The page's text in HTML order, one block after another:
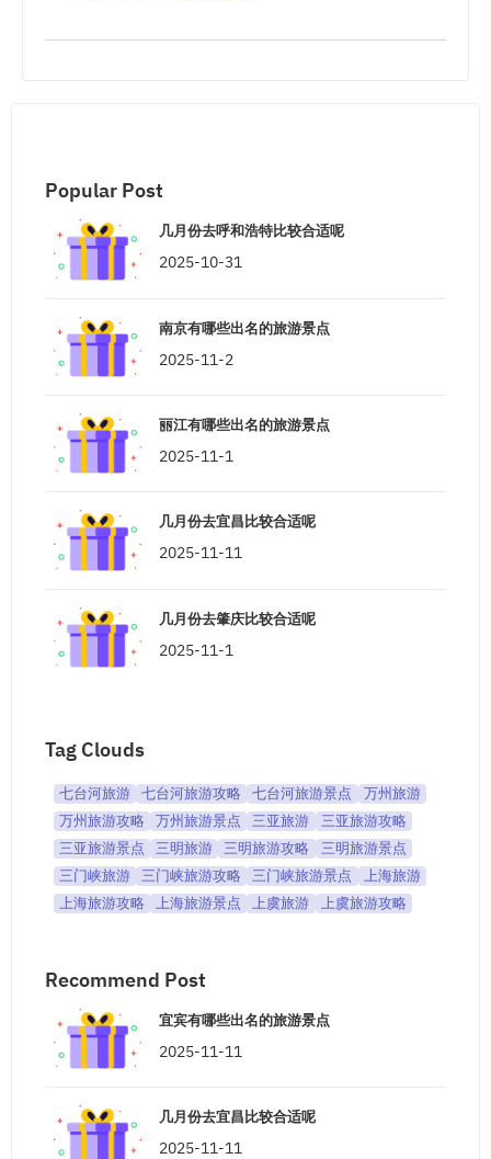
Popular Post
几月份去呼和浩特比较合适呢
2025-10-31
南京有哪些出名的旅游景点
2025-11-2
丽江有哪些出名的旅游景点
2025-11-1
几月份去宜昌比较合适呢
2025-11-11
几月份去肇庆比较合适呢
2025-11-1
Tag Clouds
七台河旅游 七台河旅游攻略 七台河旅游景点
万州旅游
万州旅游攻略
万州旅游景点 三亚旅游
三亚旅游攻略
三亚旅游景点
三明旅游 三明旅游攻略
三明旅游景点
三门峡旅游
三门峡旅游攻略 三门峡旅游景点
上海旅游
上海旅游攻略
上海旅游景点 上虞旅游 上虞旅游攻略
Recommend Post
宜宾有哪些出名的旅游景点
2025-11-11
几月份去宜昌比较合适呢
2025-11-11